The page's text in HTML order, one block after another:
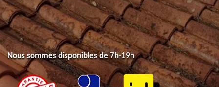
Nous sommes disponibles de 7h-19h